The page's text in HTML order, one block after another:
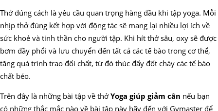
Thở đúng cách là yêu cầu quan trọng hàng đầu khi tập yoga. Mỗi
nhịp thở đúng kết hợp với động tác sẽ mang lại nhiều lợi ích về
sức khoẻ và tinh thần cho người tập. Khi hít thở sâu, oxy sẽ được
bơm đầy phổi và lưu chuyển đến tất cả các tế bào trong cơ thể,
tăng quá trình trao đổi chất, từ đó thúc đẩy đốt cháy các tế bào
chất béo.
Trên đây là những bài tập về thởYoga giúp giảm cân nếu bạn
có những thắc mắc nào về bài tập này hãy đến với Gymaster để